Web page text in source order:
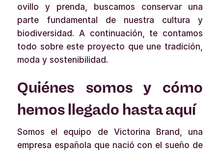
ovillo y prenda, buscamos conservar una
parte fundamental de nuestra cultura y
biodiversidad. A continuación, te contamos
todo sobre este proyecto que une tradición,
moda y sostenibilidad.
Quiénes somos y cómo
hemos llegado hasta aquí
Somos el equipo de Victorina Brand, una
empresa española que nació con el sueño de